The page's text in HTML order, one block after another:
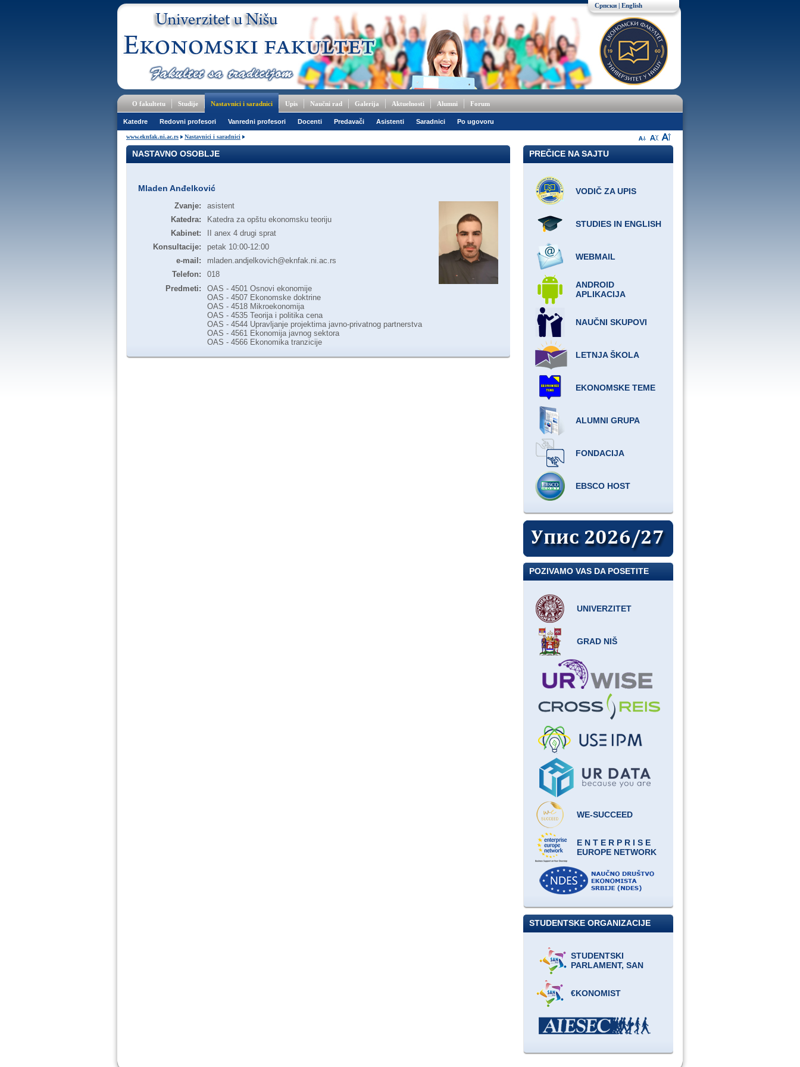
Српски | English
O fakultetu Studije Nastavnici i saradnici Upis Naučni rad Galerija Aktuelnosti Alumni Forum
Katedre Redovni profesori Vanredni profesori Docenti Predavači Asistenti Saradnici Po ugovoru
www.eknfak.ni.ac.rs Nastavnici i saradnici
NASTAVNO OSOBLJE
Mladen Anđelković
Zvanje:
asistent
Katedra:
Katedra za opštu ekonomsku teoriju
Kabinet:
II anex 4 drugi sprat
Konsultacije:
petak 10:00-12:00
e-mail:
mladen.andjelkovich@eknfak.ni.ac.rs
Telefon:
018
Predmeti:
OAS - 4501 Osnovi ekonomije
OAS - 4507 Ekonomske doktrine
OAS - 4518 Mikroekonomija
OAS - 4535 Teorija i politika cena
OAS - 4544 Upravljanje projektima javno-privatnog partnerstva
OAS - 4561 Ekonomija javnog sektora
OAS - 4566 Ekonomika tranzicije
PREČICE NA SAJTU
VODIČ ZA UPIS
STUDIES IN ENGLISH
WEBMAIL
ANDROID
APLIKACIJA
NAUČNI SKUPOVI
LETNJA ŠKOLA
EKONOMSKE TEME
ALUMNI GRUPA
FONDACIJA
EBSCO HOST
POZIVAMO VAS DA POSETITE
UNIVERZITET
GRAD NIŠ
WE-SUCCEED
E N T E R P R I S E
EUROPE NETWORK
STUDENTSKE ORGANIZACIJE
STUDENTSKI
PARLAMENT, SAN
€KONOMIST